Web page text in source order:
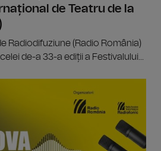
de Teatru de la
Radiodifuziune (Radio România)
de-a 33-a ediții a Festivalului...